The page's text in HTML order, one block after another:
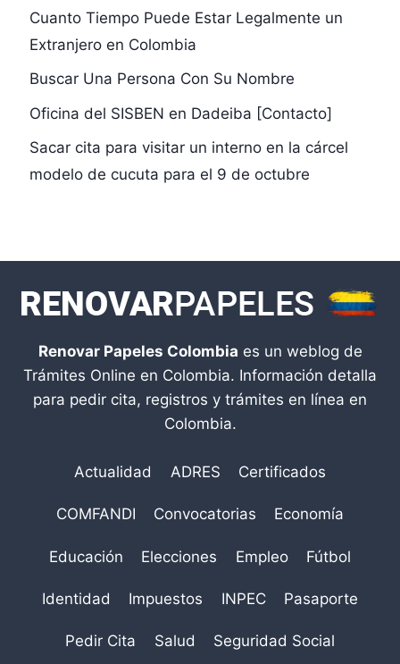
Cuanto Tiempo Puede Estar Legalmente un
Extranjero en Colombia
Buscar Una Persona Con Su Nombre
Oficina del SISBEN en Dadeiba [Contacto]
Sacar cita para visitar un interno en la cárcel
modelo de cucuta para el 9 de octubre
Renovar Papeles Colombia es un weblog de
Trámites Online en Colombia. Información detalla
para pedir cita, registros y trámites en línea en
Colombia.
Actualidad ADRES Certificados
COMFANDI Convocatorias Economía
Educación Elecciones Empleo Fútbol
Identidad Impuestos INPEC Pasaporte
Pedir Cita Salud Seguridad Social